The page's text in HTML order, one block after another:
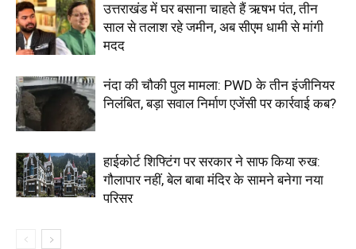
उत्तराखंड में घर बसाना चाहते हैं ऋषभ पंत, तीन
साल से तलाश रहे जमीन, अब सीएम धामी से मांगी
मदद
नंदा की चौकी पुल मामला: PWD के तीन इंजीनियर
निलंबित, बड़ा सवाल निर्माण एजेंसी पर कार्रवाई कब?
हाईकोर्ट शिफ्टिंग पर सरकार ने साफ किया रुख:
गौलापार नहीं, बेल बाबा मंदिर के सामने बनेगा नया
परिसर